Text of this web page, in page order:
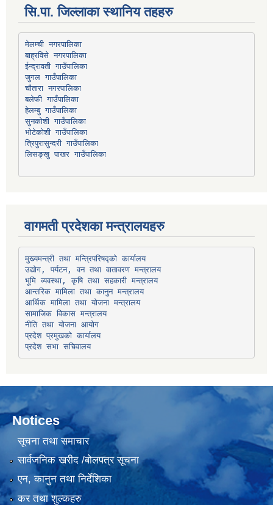
सि.पा. जिल्लाका स्थानिय तहहरु
मेलम्ची नगरपालिका
बाह्रविसे नगरपालिका
ईन्द्रावती गाउँपालिका
जुगल गाउँपालिका
चौतारा नगरपालिका
बलेफी गाउँपालिका
हेलम्बु गाउँपालिका
सुनकोशी गाउँपालिका
भोटेकोशी गाउँपालिका
त्रिपुरासुन्दरी गाउँपालिका
लिसङ्खु पाखर गाउँपालिका
वागमती प्रदेशका मन्त्रालयहरु
मुख्यमन्त्री तथा मन्त्रिपरिषद्को कार्यालय
उद्योग, पर्यटन, वन तथा वातावरण मन्त्रालय
भूमि व्यवस्था, कृषि तथा सहकारी मन्त्रालय
आन्तरिक मामिला तथा कानुन मन्त्रालय
आर्थिक मामिला तथा योजना मन्त्रालय
सामाजिक विकास मन्त्रालय
नीति तथा योजना आयोग
प्रदेश प्रमुखको कार्यालय
प्रदेश सभा सचिवालय
Notices
सूचना तथा समाचार
सार्वजनिक खरीद /बोलपत्र सूचना
एन, कानुन तथा निर्देशिका
कर तथा शुल्कहरु